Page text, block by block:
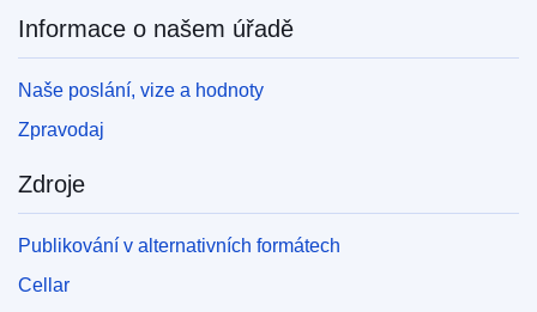
Informace o našem úřadě
Naše poslání, vize a hodnoty
Zpravodaj
Zdroje
Publikování v alternativních formátech
Cellar